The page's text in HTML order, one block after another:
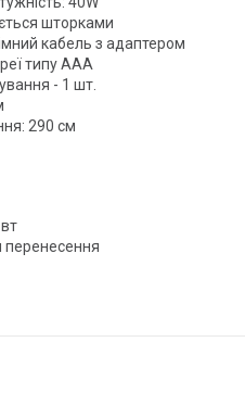
шторками
кабель з адаптером
типу ААА
- 1 шт.
290 см
перенесення